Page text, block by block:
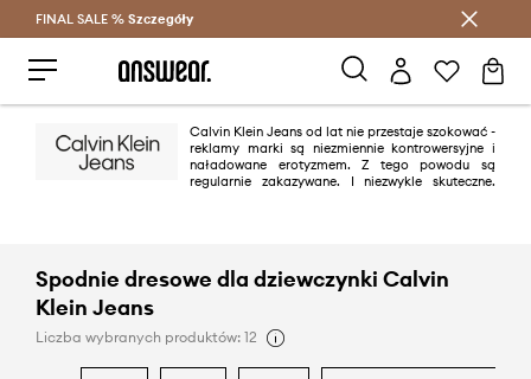
Oszczędzaj z Answear Club >
FINAL SALE % Szczegóły
Calvin Klein Jeans od lat nie przestaje szokować -
reklamy marki są niezmiennie kontrowersyjne i
naładowane erotyzmem. Z tego powodu są
regularnie zakazywane. I niezwykle skuteczne.
Spodnie dresowe dla dziewczynki Calvin
Klein Jeans
Liczba wybranych produktów: 12